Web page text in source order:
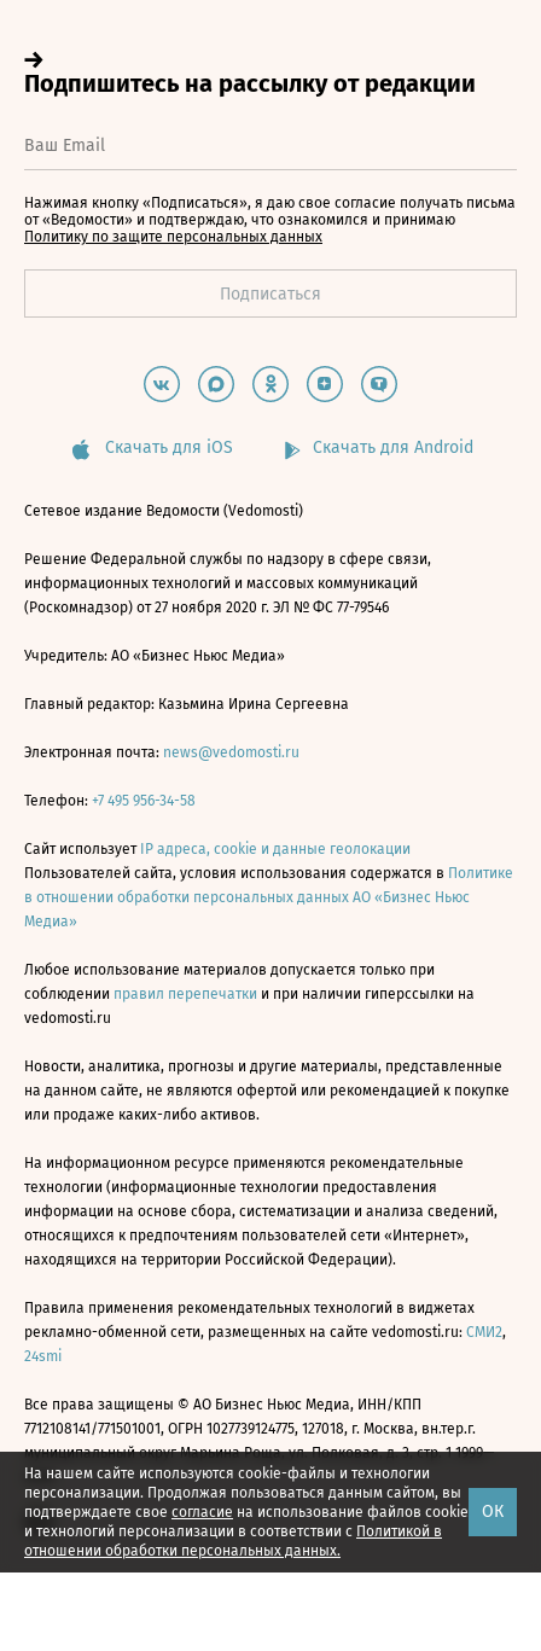
На нашем сайте используются cookie-файлы и технологии
персонализации. Продолжая пользоваться данным сайтом, вы
подтверждаете свое согласие на использование файлов cookie
и технологий персонализации в соответствии с Политикой в
отношении обработки персональных данных.
ОК
Нажимая кнопку «Подписаться», я даю свое согласие получать письма
от «Ведомости» и подтверждаю, что ознакомился и принимаю
Политику по защите персональных данных
Скачать для iOS Скачать для Android
Сетевое издание Ведомости (Vedomosti)
Решение Федеральной службы по надзору в сфере связи,
информационных технологий и массовых коммуникаций
(Роскомнадзор) от 27 ноября 2020 г. ЭЛ № ФС 77-79546
Учредитель: АО «Бизнес Ньюс Медиа»
Главный редактор: Казьмина Ирина Сергеевна
Электронная почта: news@vedomosti.ru
Телефон: +7 495 956-34-58
Сайт использует IP адреса, cookie и данные геолокации
Пользователей сайта, условия использования содержатся в Политике
в отношении обработки персональных данных АО «Бизнес Ньюс
Медиа»
Любое использование материалов допускается только при
соблюдении правил перепечатки и при наличии гиперссылки на
vedomosti.ru
Новости, аналитика, прогнозы и другие материалы, представленные
на данном сайте, не являются офертой или рекомендацией к покупке
или продаже каких-либо активов.
На информационном ресурсе применяются рекомендательные
технологии (информационные технологии предоставления
информации на основе сбора, систематизации и анализа сведений,
относящихся к предпочтениям пользователей сети «Интернет»,
находящихся на территории Российской Федерации).
Правила применения рекомендательных технологий в виджетах
рекламно-обменной сети, размещенных на сайте vedomosti.ru: СМИ2,
24smi
Все права защищены © АО Бизнес Ньюс Медиа, ИНН/КПП
7712108141/771501001, ОГРН 1027739124775, 127018, г. Москва, вн.тер.г.
муниципальный округ Марьина Роща, ул. Полковая, д. 3, стр. 1 1999—
2026